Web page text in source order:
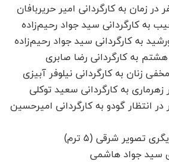
زمان به کارگردانی امیر حریربافان
به کارگردانی سید جواد رحیم‌زاده
به کارگردانی سید جواد رحیم‌زاده
به کارگردانی رضا صابری
زنان به کارگردانی نیلوفر آبیزی
به کارگردانی سعید توکلی
انتظار گودو به کارگردانی امیرحسین
تصویر شرقی (۵ ترم)
سید جواد هاشمی